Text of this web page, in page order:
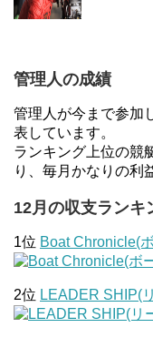
管理人の成績
管理人が今まで参加
表しています。
ランキング上位の競
り、毎月かなりの利
12月の収支ランキ
1位 Boat Chronicle(
2位 LEADER SHIP(